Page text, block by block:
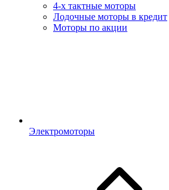
4-х тактные моторы
Лодочные моторы в кредит
Моторы по акции
Электромоторы